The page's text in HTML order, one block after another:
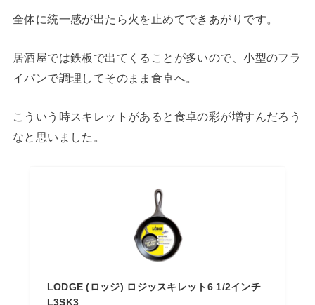
全体に統一感が出たら火を止めてできあがりです。
居酒屋では鉄板で出てくることが多いので、小型のフラ
イパンで調理してそのまま食卓へ。
こういう時スキレットがあると食卓の彩が増すんだろう
なと思いました。
LODGE (ロッジ) ロジッスキレット6 1/2インチ
L3SK3